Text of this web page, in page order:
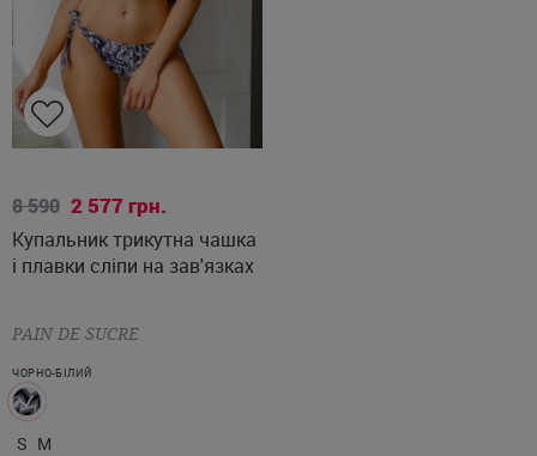
8 590 2 577 грн.
Купальник трикутна чашка
і плавки сліпи на зав'язках
PAIN DE SUCRE
ЧОРНО-БІЛИЙ
S M